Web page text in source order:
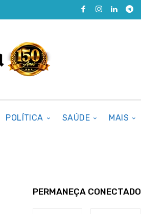
POLÍTICA SAÚDE MAIS
PERMANEÇA CONECTADO